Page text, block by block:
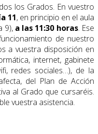
los Grados. En vuestro
11, en principio en el aula
9),a las 11:30 horas. Ese
de nuestro
a vuestra disposición en
internet, gabinete
redes sociales…), de la
del Plan de Acción
al Grado que cursaréis.
vuestra asistencia.